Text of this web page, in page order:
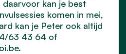
kan je best
komen in mei,
kan je Peter ook altijd
63 43 64 of
.